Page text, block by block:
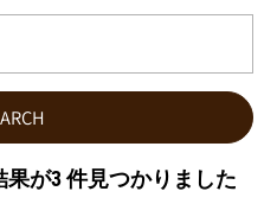
果が3 件見つかりました